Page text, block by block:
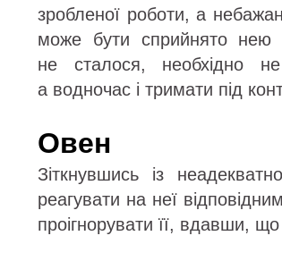
зробленої роботи, а
може бути сприйнято нею
не сталося, необхідно
а водночас і тримати під
Овен
Зіткнувшись із
реагувати на неї
проігнорувати її, вдавши, що